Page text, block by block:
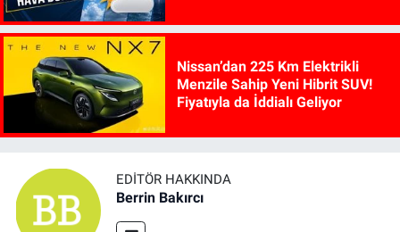
Nissan’dan 225 Km Elektrikli
Menzile Sahip Yeni Hibrit SUV!
Fiyatıyla da İddialı Geliyor
EDITÖR HAKKINDA
Berrin Bakırcı